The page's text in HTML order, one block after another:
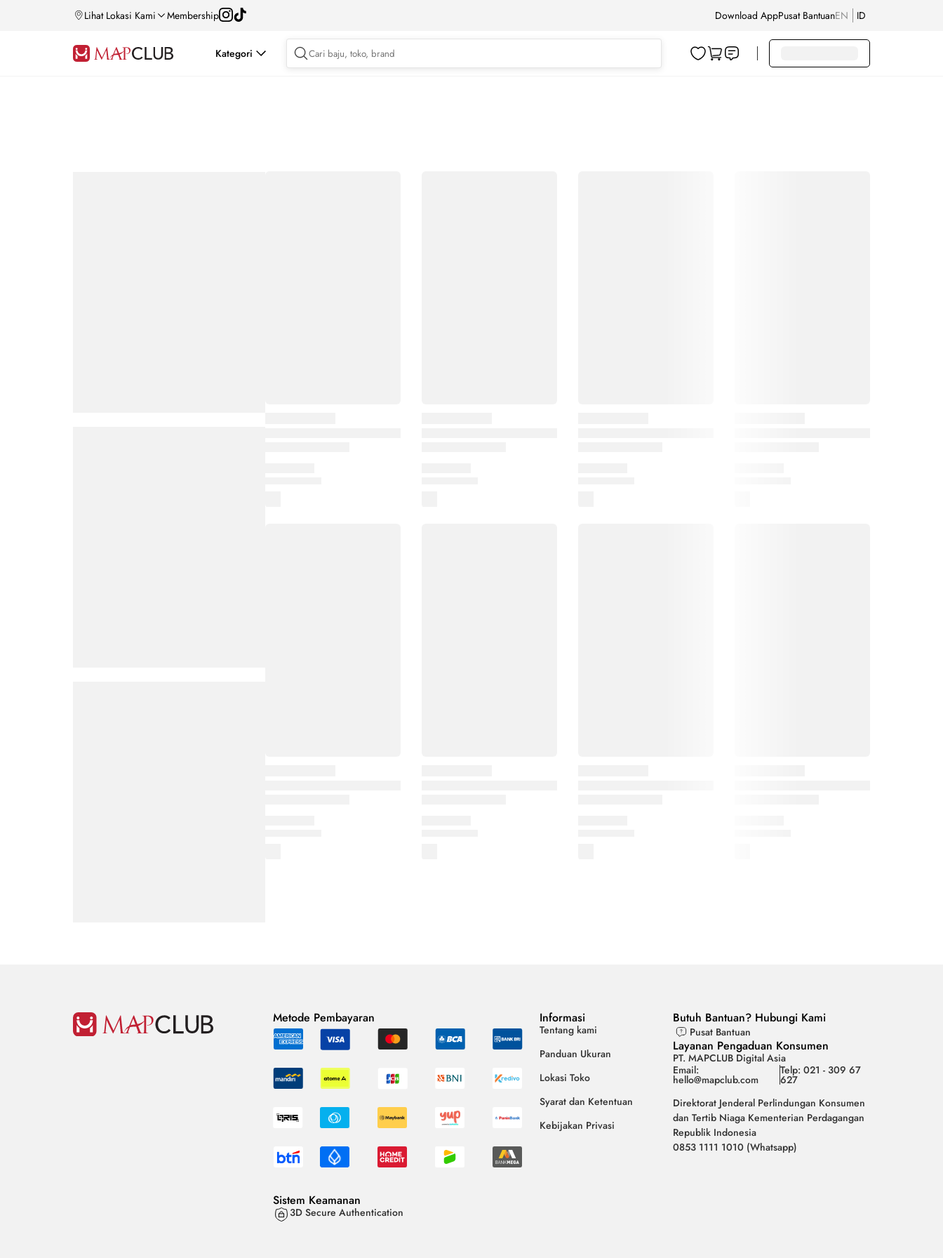
Lihat Lokasi Kami Membership Download AppPusat BantuanEN ID
Kategori
Metode Pembayaran
Sistem Keamanan
3D Secure Authentication
Informasi
Tentang kami
Panduan Ukuran
Lokasi Toko
Syarat dan Ketentuan
Kebijakan Privasi
Butuh Bantuan? Hubungi Kami
Pusat Bantuan
Layanan Pengaduan Konsumen
PT. MAPCLUB Digital Asia
Email:
hello@mapclub.com
Telp: 021 - 309 67
627
Direktorat Jenderal Perlindungan Konsumen
dan Tertib Niaga Kementerian Perdagangan
Republik Indonesia
0853 1111 1010 (Whatsapp)